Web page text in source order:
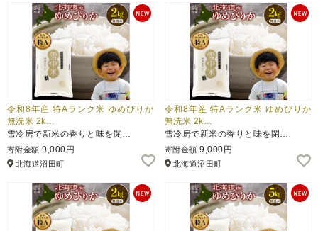
お礼の品をカテゴリや金額で絞り込み
自治体から探す
ランキング
特集・おすすめ
控除額シミュレータ
令和8年産 特Aランク米 ゆめぴりか
無洗米 2k…
雪冷房で新米の香りと味を閉…
寄附金額 9,000円
北海道沼田町
令和8年産 特Aランク米 ゆめぴりか
無洗米 2k…
雪冷房で新米の香りと味を閉…
寄附金額 9,000円
北海道沼田町